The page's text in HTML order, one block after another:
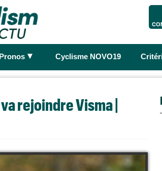
Pronos ► Cyclisme NOVO19
rejoindre Visma |